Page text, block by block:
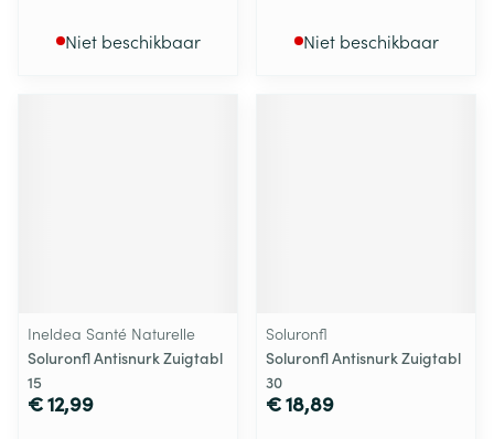
Niet beschikbaar Niet beschikbaar
Ineldea Santé Naturelle
Soluronfl Antisnurk Zuigtabl
15
€ 12,99
Soluronfl
Soluronfl Antisnurk Zuigtabl
30
€ 18,89